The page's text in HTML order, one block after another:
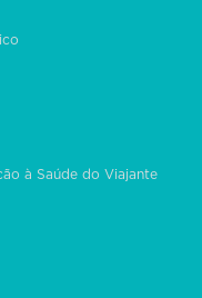
à Saúde do Viajante